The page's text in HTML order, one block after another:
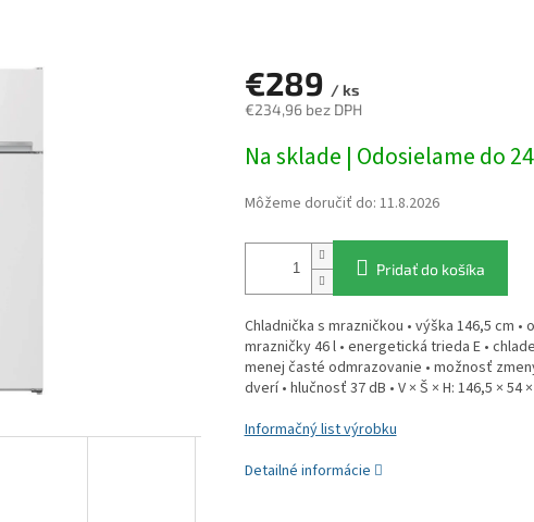
€289 / ks
€234,96 bez DPH
cena:
Na sklade | Odosielame do
Môžeme doručiť do: 11.8.2026
Pridať do košíka
Chladnička s mrazničkou • výška 146,5 cm •
mrazničky 46 l • energetická trieda E •
menej časté odmrazovanie • možnosť
dverí • hlučnosť 37 dB • V × Š × H: 146,5 × 54
Informačný list výrobku
Detailné informácie